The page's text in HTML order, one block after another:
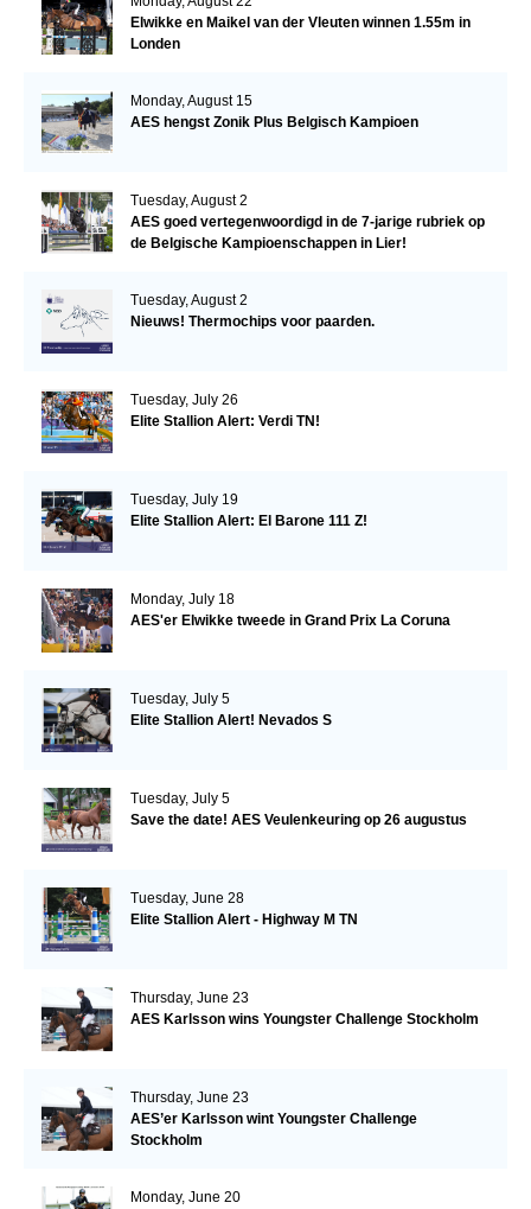
Elwikke en Maikel van der Vleuten winnen 1.55m in
Londen
Monday, August 15
AES hengst Zonik Plus Belgisch Kampioen
Tuesday, August 2
AES goed vertegenwoordigd in de 7-jarige rubriek op
de Belgische Kampioenschappen in Lier!
Tuesday, August 2
Nieuws! Thermochips voor paarden.
Tuesday, July 26
Elite Stallion Alert: Verdi TN!
Tuesday, July 19
Elite Stallion Alert: El Barone 111 Z!
Monday, July 18
AES'er Elwikke tweede in Grand Prix La Coruna
Tuesday, July 5
Elite Stallion Alert! Nevados S
Tuesday, July 5
Save the date! AES Veulenkeuring op 26 augustus
Tuesday, June 28
Elite Stallion Alert - Highway M TN
Thursday, June 23
AES Karlsson wins Youngster Challenge Stockholm
Thursday, June 23
AES’er Karlsson wint Youngster Challenge
Stockholm
Monday, June 20